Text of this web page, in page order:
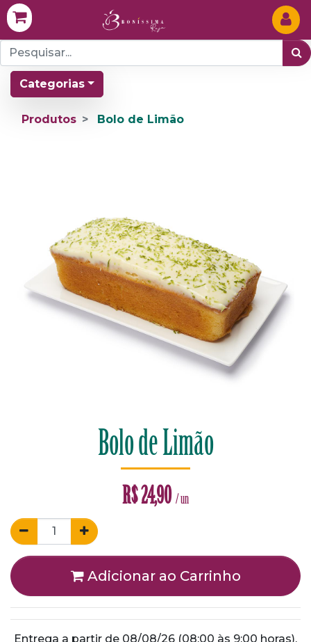
Categorias
Produtos Bolo de Limão
Bolo de Limão
R$24,90 / un
Adicionar ao Carrinho
Entrega a partir de 08/08/26 (08:00 às 9:00 horas).